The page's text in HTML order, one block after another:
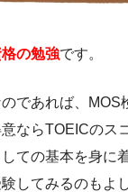
格の勉強です。
であれば、MOS
ならTOEICのス
ての基本を身に
してみるのもよし